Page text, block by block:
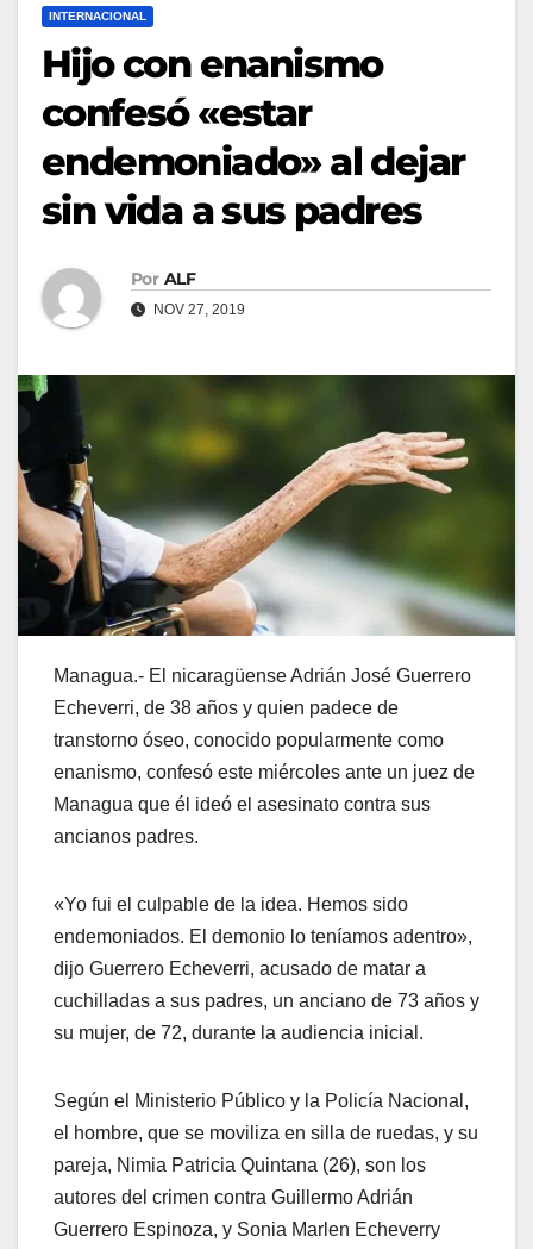
INTERNACIONAL
Hijo con enanismo
confesó «estar
endemoniado» al dejar
sin vida a sus padres
Por ALF
NOV 27, 2019
Managua.- El nicaragüense Adrián José Guerrero
Echeverri, de 38 años y quien padece de
transtorno óseo, conocido popularmente como
enanismo, confesó este miércoles ante un juez de
Managua que él ideó el asesinato contra sus
ancianos padres.
«Yo fui el culpable de la idea. Hemos sido
endemoniados. El demonio lo teníamos adentro»,
dijo Guerrero Echeverri, acusado de matar a
cuchilladas a sus padres, un anciano de 73 años y
su mujer, de 72, durante la audiencia inicial.
Según el Ministerio Público y la Policía Nacional,
el hombre, que se moviliza en silla de ruedas, y su
pareja, Nimia Patricia Quintana (26), son los
autores del crimen contra Guillermo Adrián
Guerrero Espinoza, y Sonia Marlen Echeverry